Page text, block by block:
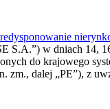
S.A.”) w dniach 14,
do krajowego
zm., dalej „PE”), z